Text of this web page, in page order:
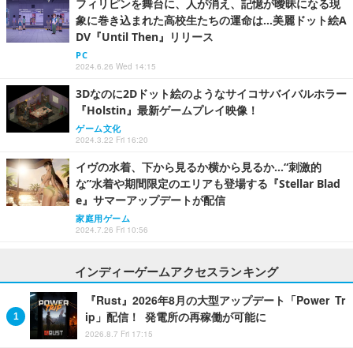
フィリピンを舞台に、人が消え、記憶が曖昧になる現
象に巻き込まれた高校生たちの運命は…美麗ドット絵A
DV『Until Then』リリース
PC
2024.6.26 Wed 14:15
3Dなのに2Dドット絵のようなサイコサバイバルホラー
『Holstin』最新ゲームプレイ映像！
ゲーム文化
2024.3.22 Fri 16:20
イヴの水着、下から見るか横から見るか…“刺激的
な”水着や期間限定のエリアも登場する『Stellar Blad
e』サマーアップデートが配信
家庭用ゲーム
2024.7.26 Fri 10:56
インディーゲームアクセスランキング
『Rust』2026年8月の大型アップデート「Power Tr
ip」配信！ 発電所の再稼働が可能に
2026.8.7 Fri 17:15